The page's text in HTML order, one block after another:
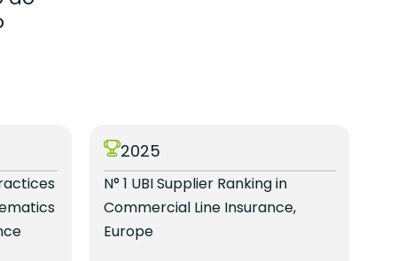
2025
N° 1 UBI Supplier Ranking in
Commercial Line Insurance,
Europe